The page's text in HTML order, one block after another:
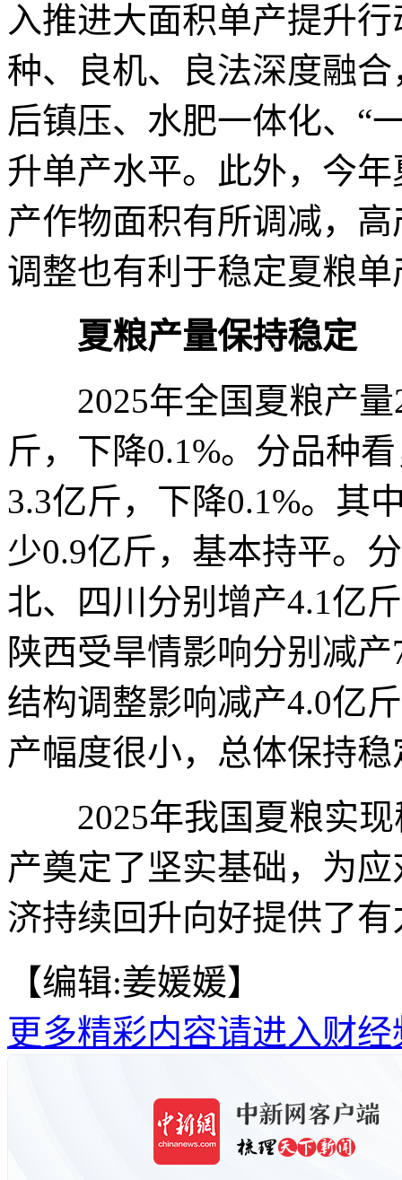
入推进大面积单产提升
种、良机、良法深度融
后镇压、水肥一体化、“
升单产水平。此外，今
产作物面积有所调减，
调整也有利于稳定夏粮单
夏粮产量保持稳定
2025年全国夏粮产量
斤，下降0.1%。分品种
3.3亿斤，下降0.1%。其
少0.9亿斤，基本持平。
北、四川分别增产4.1亿
陕西受旱情影响分别减
结构调整影响减产4.0亿
产幅度很小，总体保持稳
2025年我国夏粮实现
产奠定了坚实基础，为
济持续回升向好提供了
【编辑:姜媛媛】
更多精彩内容请进入财经